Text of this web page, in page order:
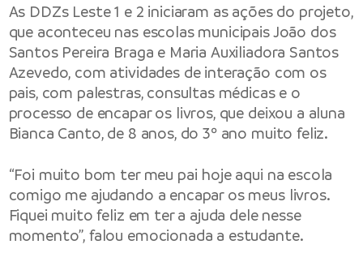
As DDZs Leste 1 e 2 iniciaram as ações do projeto,
que aconteceu nas escolas municipais João dos
Santos Pereira Braga e Maria Auxiliadora Santos
Azevedo, com atividades de interação com os
pais, com palestras, consultas médicas e o
processo de encapar os livros, que deixou a aluna
Bianca Canto, de 8 anos, do 3º ano muito feliz.
“Foi muito bom ter meu pai hoje aqui na escola
comigo me ajudando a encapar os meus livros.
Fiquei muito feliz em ter a ajuda dele nesse
momento”, falou emocionada a estudante.